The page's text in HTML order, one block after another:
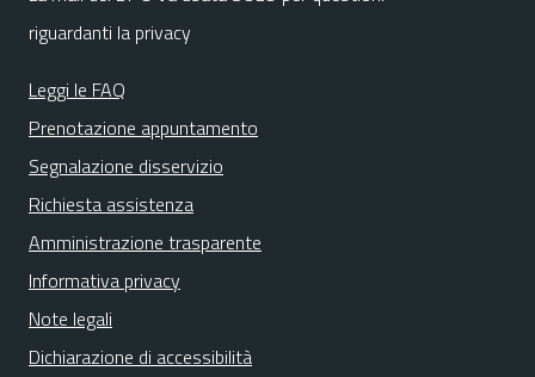
riguardanti la privacy
Leggi le FAQ
Prenotazione appuntamento
Segnalazione disservizio
Richiesta assistenza
Amministrazione trasparente
Informativa privacy
Note legali
Dichiarazione di accessibilità